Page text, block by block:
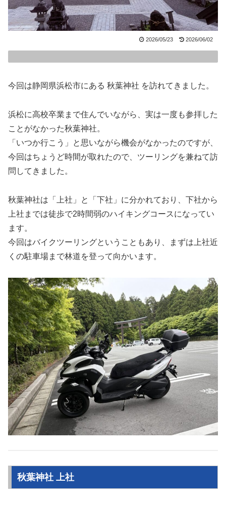
2026/05/23 2026/06/02
今回は静岡県浜松市にある 秋葉神社 を訪れてきました。
浜松に高校卒業まで住んでいながら、実は一度も参拝した
ことがなかった秋葉神社。
「いつか行こう」と思いながら機会がなかったのですが、
今回はちょうど時間が取れたので、ツーリングを兼ねて訪
問してきました。
秋葉神社は「上社」と「下社」に分かれており、下社から
上社までは徒歩で2時間弱のハイキングコースになってい
ます。
今回はバイクツーリングということもあり、まずは上社近
くの駐車場まで林道を登って向かいます。
秋葉神社 上社